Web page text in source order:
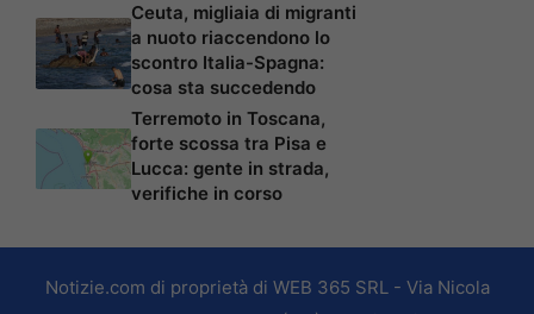
Ceuta, migliaia di migranti
a nuoto riaccendono lo
scontro Italia-Spagna:
cosa sta succedendo
Terremoto in Toscana,
forte scossa tra Pisa e
Lucca: gente in strada,
verifiche in corso
Notizie.com di proprietà di WEB 365 SRL - Via Nicola